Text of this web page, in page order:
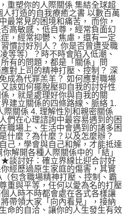
重塑你的人際關係 集結全球超
打造的自我療癒之書 以數百萬
最常見的困境和痛苦， 而你，
高敏感、低自尊，經常負面幻
，經常抑鬱、焦慮，還有一定
慣討好別人？ 你是否曾遭受職
等等）？時不時會陷入低潮、
有的問題，都是「關係」問
對上司的精神打壓、控制？ 深
成為代罪羔羊？ 如何應對職場
該如何擺脫壓抑自我的討好性
，就是處理好你與自我的關
建立關係的四條路線、脈絡 1.
際關係 4. 理解性別和親密關係
們在心理諮詢中最容易遇到的困
職場上、生活中會遇到的諸多困
什麼？為什麼？以及怎麼辦？
己，學會與自己和解，才能抵達
解開各種人際關係中的「結」
談討好：確立界線比迎合討好
經歷過原生家庭的傷害，其實
包含職場精神打壓、控制、霸
重與平等，任何以愛為名的打壓
人時不時都會處在各式各樣讓
帶領大家「向內看見」，接納
命的自洽、讓你的人生發生有效